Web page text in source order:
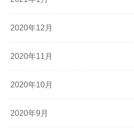
2020年12月
2020年11月
2020年10月
2020年9月